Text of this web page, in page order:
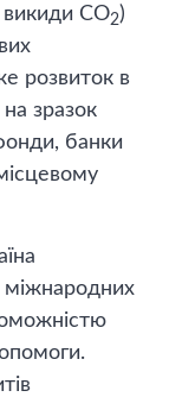
викиди СО2)
розвиток в
на зразок
банки
міжнародних